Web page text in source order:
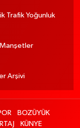
Trafik Yoğunluk
Manşetler
Arşivi
BOZÜYÜK
KÜNYE